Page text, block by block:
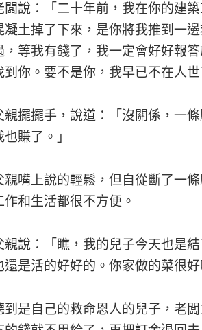
闆說：「二十年前，我在你的建
凝土掉了下來，是你將我推到一
，等我有錢了，我一定會好好報
到你。要不是你，我早已不在人
親擺擺手，說道：「沒關係，一
也賺了。」
親嘴上說的輕鬆，但自從斷了一
作和生活都很不方便。
親說：「瞧，我的兒子今天也是
還是活的好好的。你家做的菜很好
到是自己的救命恩人的兒子，老